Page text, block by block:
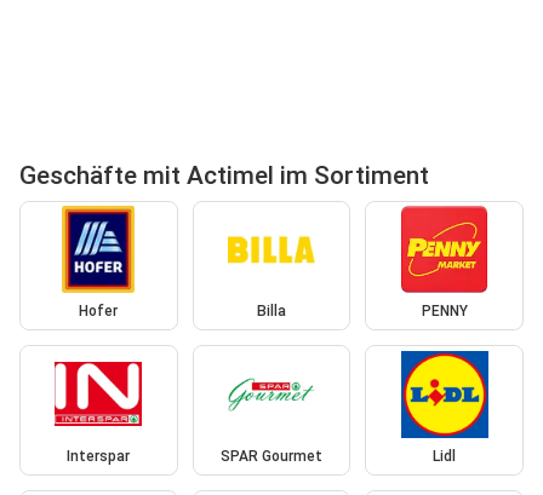
Geschäfte mit Actimel im Sortiment
Hofer Billa PENNY
Interspar SPAR Gourmet Lidl